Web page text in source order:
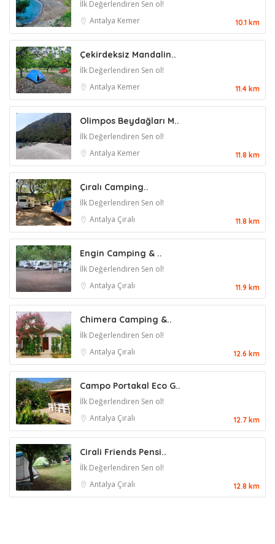
İlk Değerlendiren Sen ol!
Antalya Kemer 10.1 km
Çekirdeksiz Mandalin..
İlk Değerlendiren Sen ol!
Antalya Kemer 11.4 km
Olimpos Beydağları M..
İlk Değerlendiren Sen ol!
Antalya Kemer 11.8 km
Çıralı Camping..
İlk Değerlendiren Sen ol!
Antalya Çıralı 11.8 km
Engin Camping & ..
İlk Değerlendiren Sen ol!
Antalya Çıralı 11.9 km
Chimera Camping &..
İlk Değerlendiren Sen ol!
Antalya Çıralı 12.6 km
Campo Portakal Eco G..
İlk Değerlendiren Sen ol!
Antalya Çıralı 12.7 km
Cirali Friends Pensi..
İlk Değerlendiren Sen ol!
Antalya Çıralı 12.8 km